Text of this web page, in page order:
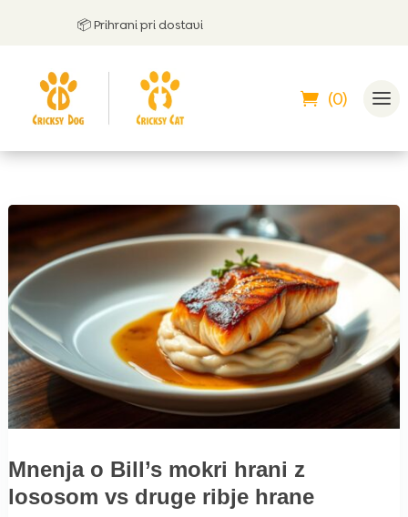
📦 Prihrani pri dostavi
(0)
Mnenja o Bill’s mokri hrani z
lososom vs druge ribje hrane